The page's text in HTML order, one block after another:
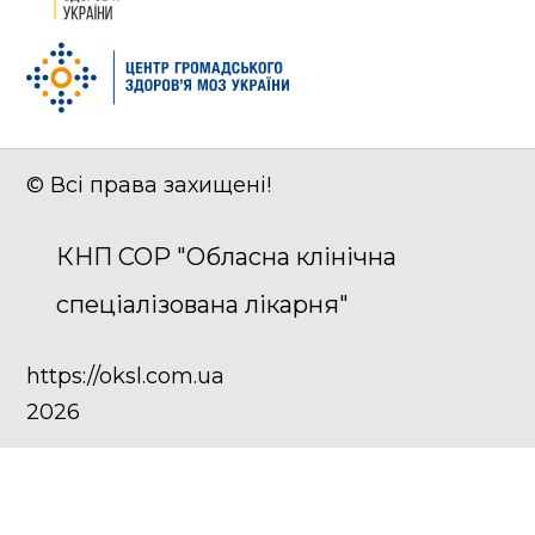
© Всі права захищені!
КНП СОР "Обласна клінічна
спеціалізована лікарня"
https://oksl.com.ua
2026